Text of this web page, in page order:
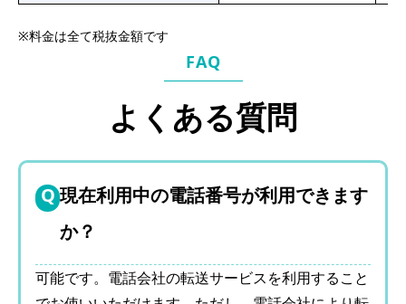
※料金は全て税抜金額です
FAQ
よくある質問
現在利用中の電話番号が利用できます
か？
可能です。電話会社の転送サービスを利用すること